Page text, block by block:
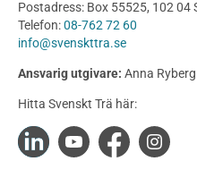
Produkter
Konstruktionsvirke
Konstruktionsvirke
Konstruktionsvirke
Konstruktionsvirke
Limträ
Postadress: Box 55525, 102 04
Telefon:08-762 72 60
info@svenskttra.se
Ansvarig utgivare: Anna
Hitta Svenskt Trä här: